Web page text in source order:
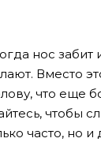
нос забит
Вместо
что еще
чтобы
часто, но и